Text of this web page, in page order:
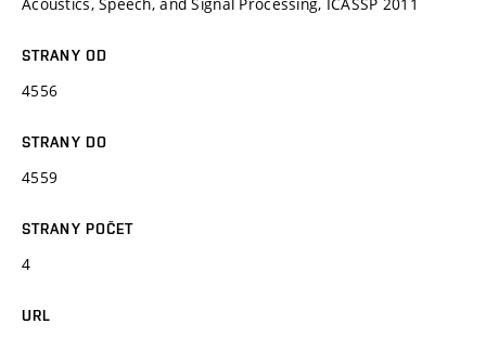
STRANY OD
4556
STRANY DO
4559
STRANY POČET
4
URL